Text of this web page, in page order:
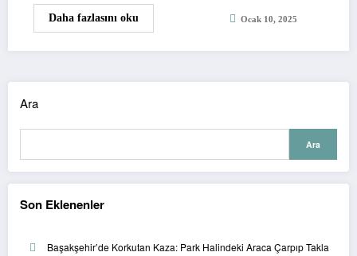
Daha fazlasını oku Ocak 10, 2025
Ara
Ara
Son Eklenenler
Başakşehir’de Korkutan Kaza: Park Halindeki Araca Çarpıp Takla